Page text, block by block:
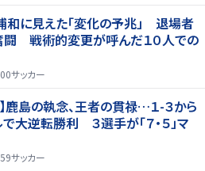
和に見えた「変化の予兆」 退場者
闘 戦術的変更が呼んだ１０人での
サッカー
鹿島の執念、王者の貫禄…１-３から
大逆転勝利 ３選手が「７・５」マ
サッカー